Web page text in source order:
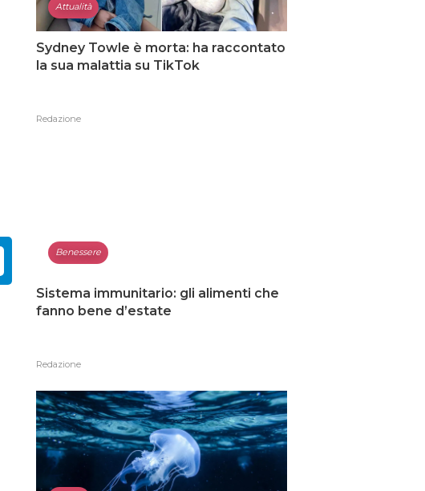
Attualità
Sydney Towle è morta: ha raccontato
la sua malattia su TikTok
Redazione
Benessere
Sistema immunitario: gli alimenti che
fanno bene d’estate
Redazione